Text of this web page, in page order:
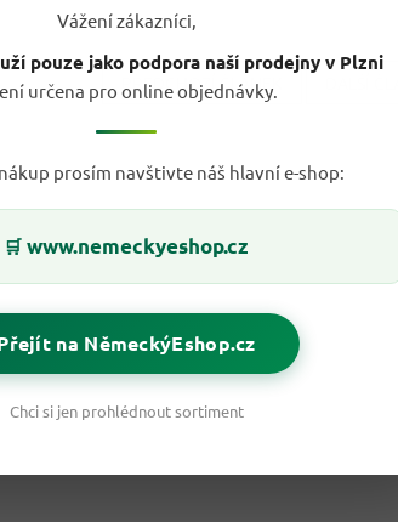
Vážení zákazníci,
pouze jako podpora naší prodejny v Plzni
určena pro online objednávky.
prosím navštivte náš hlavní e-shop:
🛒 www.nemeckyeshop.cz
na NěmeckýEshop.cz
Chci si jen prohlédnout sortiment
PŘEDCHOZÍ ČLÁNEK